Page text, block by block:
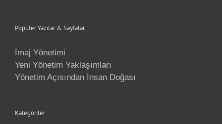
Popüler Yazılar & Sayfalar
İmaj Yönetimi
Yeni Yönetim Yaklaşımları
Yönetim Açısından İnsan Doğası
Kategoriler